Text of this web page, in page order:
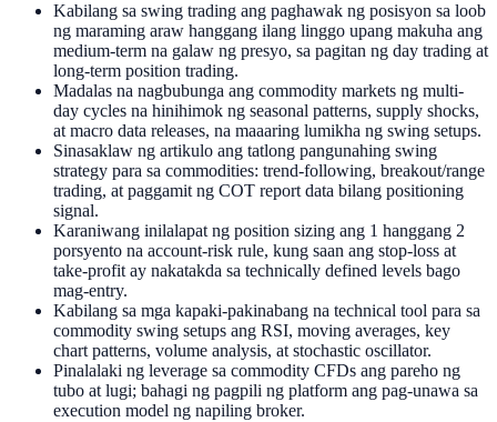
Kabilang sa swing trading ang paghawak ng posisyon sa loob
ng maraming araw hanggang ilang linggo upang makuha ang
medium-term na galaw ng presyo, sa pagitan ng day trading at
long-term position trading.
Madalas na nagbubunga ang commodity markets ng multi-
day cycles na hinihimok ng seasonal patterns, supply shocks,
at macro data releases, na maaaring lumikha ng swing setups.
Sinasaklaw ng artikulo ang tatlong pangunahing swing
strategy para sa commodities: trend-following, breakout/range
trading, at paggamit ng COT report data bilang positioning
signal.
Karaniwang inilalapat ng position sizing ang 1 hanggang 2
porsyento na account-risk rule, kung saan ang stop-loss at
take-profit ay nakatakda sa technically defined levels bago
mag-entry.
Kabilang sa mga kapaki-pakinabang na technical tool para sa
commodity swing setups ang RSI, moving averages, key
chart patterns, volume analysis, at stochastic oscillator.
Pinalalaki ng leverage sa commodity CFDs ang pareho ng
tubo at lugi; bahagi ng pagpili ng platform ang pag-unawa sa
execution model ng napiling broker.